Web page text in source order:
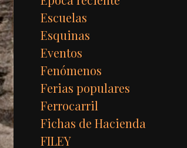
Escuelas
Esquinas
Eventos
Fenómenos
Ferias populares
Ferrocarril
Fichas de Hacienda
FILEY